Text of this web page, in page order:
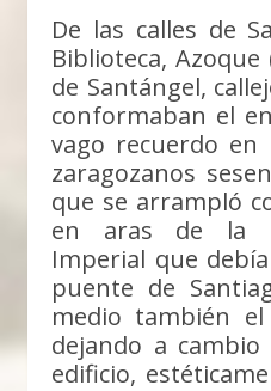
De las calles de
Biblioteca,
de Santángel,
conformaban el
vago recuerdo
zaragozanos
que se arrampló
en aras de la
Imperial que
puente de
medio también el
dejando a
edificio,